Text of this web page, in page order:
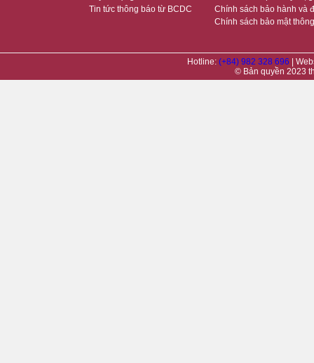
Tin tức thông báo từ BCDC
Chính sách bảo hành và
Chính sách bảo mật
Hotline: (+84) 982 328 696
|
© Bản quyền 2023